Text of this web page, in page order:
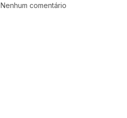
Nenhum comentário